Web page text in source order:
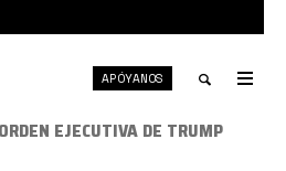
Toggle
APÓYANOS
EJECUTIVA DE TRUMP